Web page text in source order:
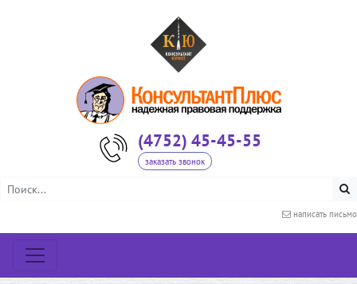
(4752) 45-45-55
заказать звонок
написать письмо